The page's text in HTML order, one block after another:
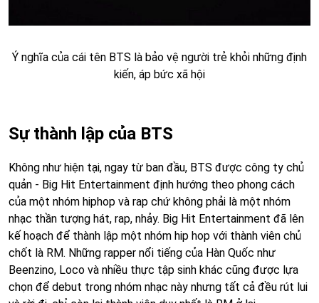
Ý nghĩa của cái tên BTS là bảo vệ người trẻ khỏi những định
kiến, áp bức xã hội
Sự thành lập của BTS
Không như hiện tại, ngay từ ban đầu, BTS được công ty chủ
quản - Big Hit Entertainment định hướng theo phong cách
của một nhóm hiphop và rap chứ không phải là một nhóm
nhạc thần tượng hát, rap, nhảy. Big Hit Entertainment đã lên
kế hoạch để thành lập một nhóm hip hop với thành viên chủ
chốt là RM. Những rapper nổi tiếng của Hàn Quốc như
Beenzino, Loco và nhiều thực tập sinh khác cũng được lựa
chọn để debut trong nhóm nhạc này nhưng tất cả đều rút lui